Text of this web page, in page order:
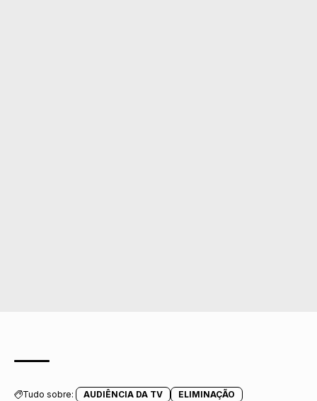
Tudo sobre: AUDIÊNCIA DA TV
ELIMINAÇÃO